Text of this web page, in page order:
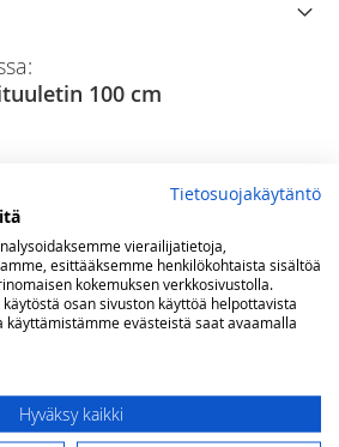
100 cm
Tietosuojakäytäntö
vierailijatietoja,
esittääksemme henkilökohtaista sisältöä
kokemuksen verkkosivustolla.
osan sivuston käyttöä helpottavista
käyttämistämme evästeistä saat avaamalla
Hyväksy kaikki